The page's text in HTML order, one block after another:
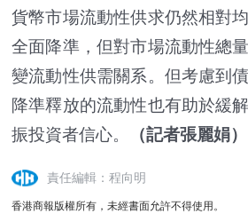
貨幣市場流動性供求仍然相對
全面降準，但對市場流動性總
變流動性供需關系。但考慮到
降準釋放的流動性也有助於緩
振投資者信心。
（記者張麗娟）
責任編輯：程向明
香港商報版權所有，未經書面允許不得使用。